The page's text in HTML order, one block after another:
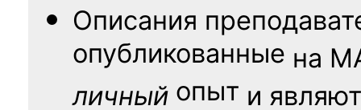
Описания
опубликованные на
личный опыт и